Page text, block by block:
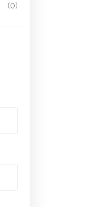
(0)